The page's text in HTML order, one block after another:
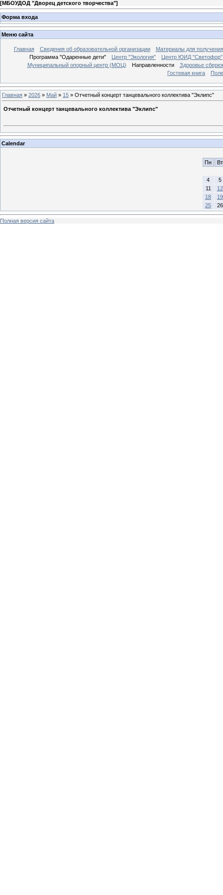
[МБОУДОД "Дворец детского творчества"]
Форма входа
Меню сайта
Главная Сведения об образовательной организации
Материалы для
Программа "Одаренные дети"
Центр "Экология"
Центр ЮИД "Светофор"
Муниципальный опорный центр (МОЦ)
Направленности
Здоровье
Гостевая книга
Главная » 2026 » Май » 15 » Отчетный концерт танцевального коллектива "Эклипс"
Отчетный концерт танцевального коллектива "Эклипс"
Calendar
Пн Вт
4
5
11
12
18
19
25
26
Полная версия сайта